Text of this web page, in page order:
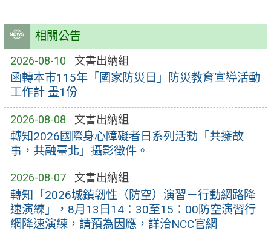
相關公告
2026-08-10 文書出納組
函轉本市115年「國家防災日」防災教育宣導活動
工作計 畫1份
2026-08-08 文書出納組
轉知2026國際身心障礙者日系列活動「共擁故
事，共融臺北」攝影徵件。
2026-08-07 文書出納組
轉知「2026城鎮韌性（防空）演習－行動網路降
速演練」，8月13日14：30至15：00防空演習行
網降速演練，請預為因應，詳洽NCC官網